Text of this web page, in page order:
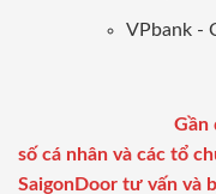
VPbank -
Gần
số cá nhân và các tổ
SaigonDoor tư vấn và